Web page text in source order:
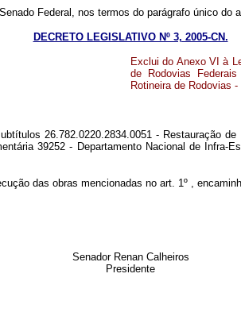
Federal, nos termos do parágrafo único do
DECRETO LEGISLATIVO Nº 3, 2005-CN.
Exclui do Anexo VI à
de Rodovias
Rotineira de Rodovias
26.782.0220.2834.0051 - Restauração
39252 - Departamento Nacional de
das obras mencionadas no art. 1º ,
Senador Renan Calheiros
Presidente